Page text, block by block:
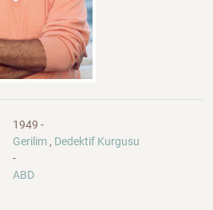
1949 -
Gerilim , Dedektif Kurgusu
-
ABD